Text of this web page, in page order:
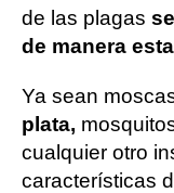
de las plagas
de manera
Ya sean
plata,
cualquier otro
características